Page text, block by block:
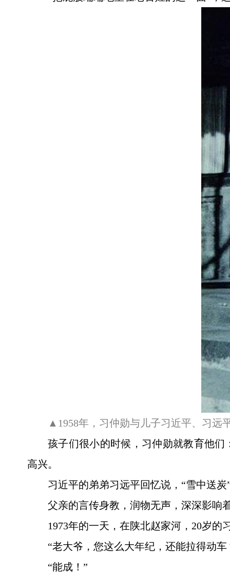
▲1958年，习仲勋与儿子习近平、习远
孩子们很小的时候，习仲勋就教育他
高兴。
习近平的弟弟习远平回忆说，“雪中送
父亲的言传身教，润物无声，深深影响
1973年的一天，在陕北赵家河，20岁
“老大爷，您这么大年纪，还能拉得动车
“能成！”